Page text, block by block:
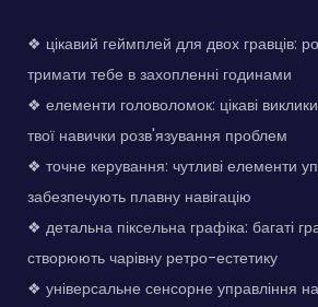
❖ цікавий геймплей для двох гравців:
тримати тебе в захопленні годинами
❖ елементи головоломок: цікаві
твої навички розв'язування проблем
❖ точне керування: чутливі елементи
забезпечують плавну навігацію
❖ детальна піксельна графіка: багаті
створюють чарівну ретро-естетику
❖ універсальне сенсорне управління